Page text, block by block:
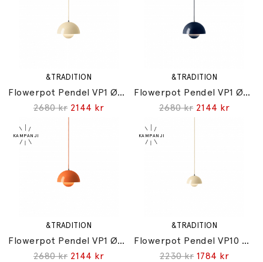
&TRADITION
Flowerpot Pendel VP1 Ø23cm Ivory
2680 kr 2144 kr
&TRADITION
Flowerpot Pendel VP1 Ø23cm Steel Blue
2680 kr 2144 kr
&TRADITION
Flowerpot Pendel VP1 Ø23cm Zesty Orange
2680 kr 2144 kr
&TRADITION
Flowerpot Pendel VP10 Ø16cm Ivory
2230 kr 1784 kr